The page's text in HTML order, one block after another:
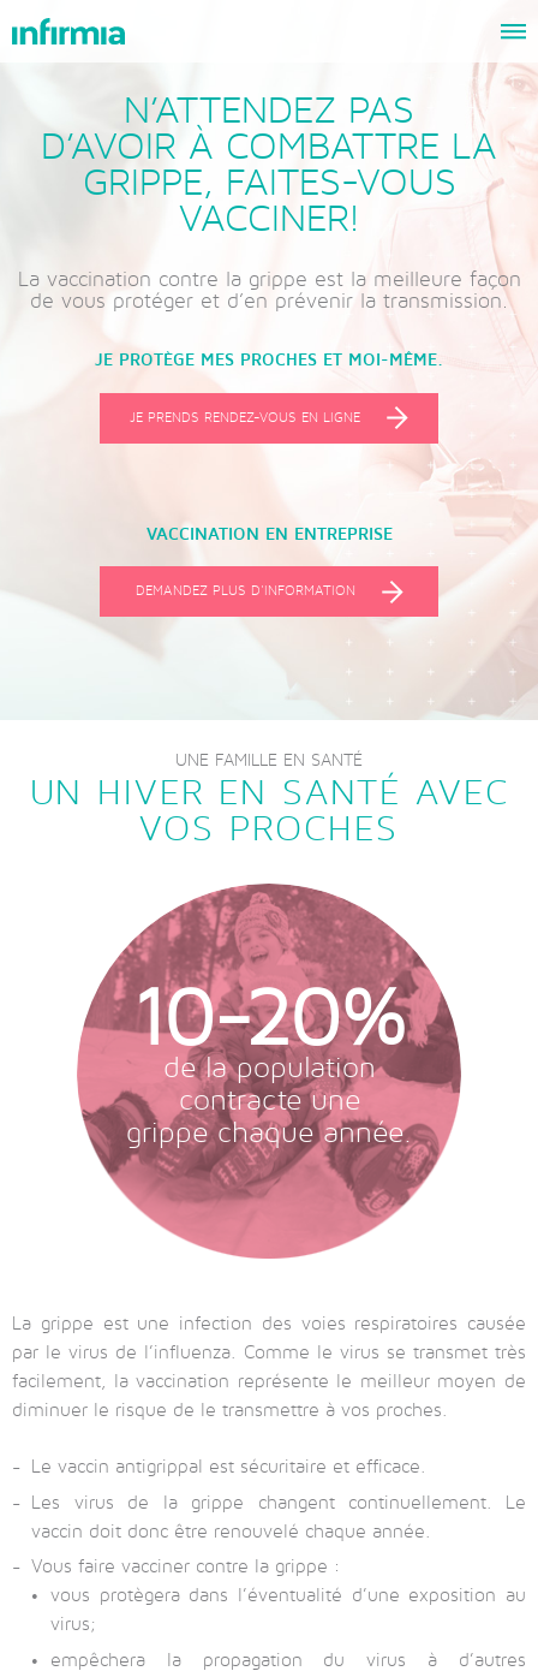
N’ATTENDEZ PAS
D’AVOIR À COMBATTRE LA
GRIPPE, FAITES-VOUS
VACCINER!
La vaccination contre la grippe est la meilleure façon
de vous protéger et d’en prévenir la transmission.
JE PROTÈGE MES PROCHES ET MOI-MÊME.
JE PRENDS RENDEZ-VOUS EN LIGNE
VACCINATION EN ENTREPRISE
DEMANDEZ PLUS D'INFORMATION
UNE FAMILLE EN SANTÉ
UN HIVER EN SANTÉ AVEC
VOS PROCHES
10-20%
de la population
contracte une
grippe chaque année.
La grippe est une infection des voies respiratoires causée
par le virus de l’influenza. Comme le virus se transmet très
facilement, la vaccination représente le meilleur moyen de
diminuer le risque de le transmettre à vos proches.
Le vaccin antigrippal est sécuritaire et efficace.
Les virus de la grippe changent continuellement. Le
vaccin doit donc être renouvelé chaque année.
Vous faire vacciner contre la grippe :
vous protègera dans l’éventualité d’une exposition au
virus;
empêchera la propagation du virus à d’autres